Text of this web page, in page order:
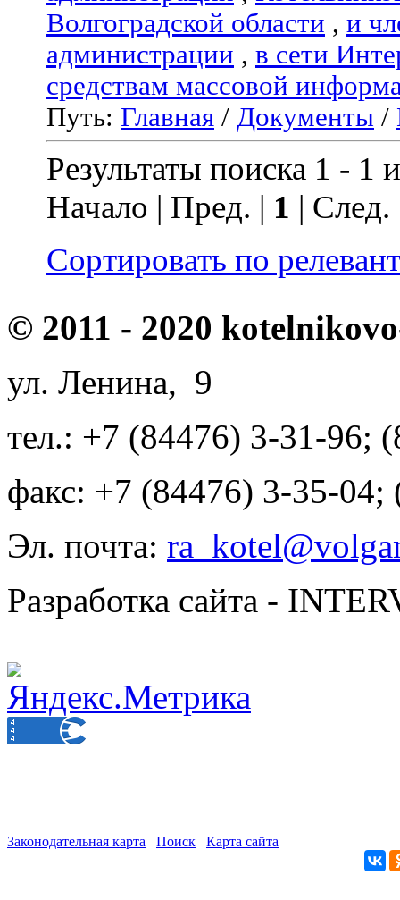
Волгоградской области , и
администрации , в сети
средствам массовой
Путь: Главная / Документы /
Результаты поиска 1 - 1
Начало | Пред. | 1 |
Сортировать по
© 2011 - 2020
ул. Ленина, 9
тел.: +7 (84476) 3-31-96;
факс: +7 (84476) 3-35-04;
Эл. почта:
Разработка сайта -
Законодательная карта Поиск Карта сайта